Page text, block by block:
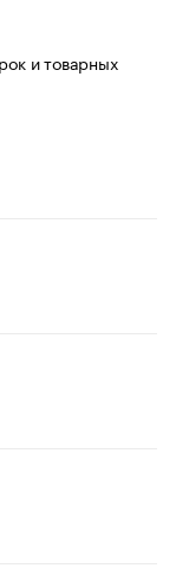
и товарных